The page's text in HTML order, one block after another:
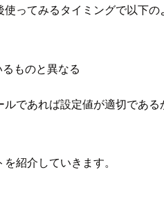
ってみるタイミングで以下の
ものと異なる
であれば設定値が適切であ
紹介していきます。